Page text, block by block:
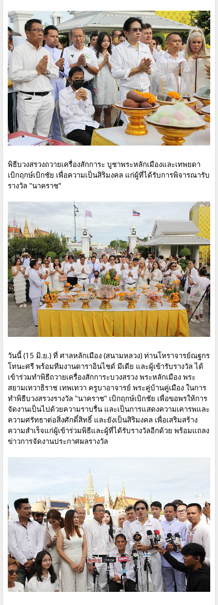
พิธีบวงสรวงถวายเครื่องสักการะ บูชาพระหลักเมืองและเทพยดา
เบิกฤกษ์​เบิกชัย เพื่อความเป็นสิริมงคล แก่ผู้ที่ได้รับการพิจารณารับ
รางวัล​ "นาคราช"
วันนี้ (15 มิ.ย.) ที่ ศาลหลักเมือง (สนามหลวง) ท่านโหราจารย์ณฐกร
โทนะศรี พร้อมทีมงานดาราอินไชด์ มีเดีย และผู้เข้ารับรางวัล ได้
เข้าร่วมทำพิธีถวายเครื่องสักการะบวงสรวง พระหลักเมือง พระ
สยามเทวาธิราช เทพเทวา ครูบาอาจารย์ พระคู่บ้านคู่เมือง ในการ
ทำพิธีบวงสรวง​รางวัล "นาคราช" เบิกฤกษ์​เบิกชัย เพื่อขอพรให้การ
จัดงานเป็นไปด้วยความราบรื่น และเป็นการแสดงความเคารพและ
ความศรัทธาต่อสิ่งศักดิ์สิทธิ์ และยังเป็นสิริมงคล เพื่อเสริมสร้าง
ความสำเร็จแก่ผู้เข้าร่วมพิธีและผู้ที่ได้รับรางวัลอีกด้วย พร้อมแถลง
ข่าวการจัดงานประกาศผลรางวัล